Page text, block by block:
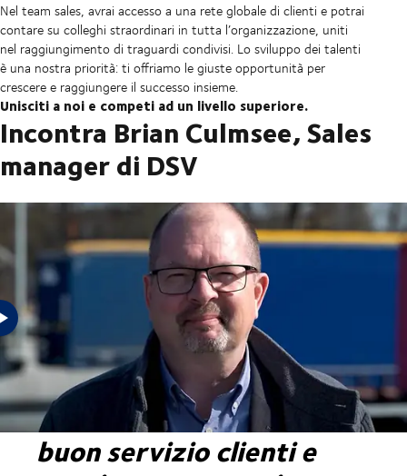
Nel team sales, avrai accesso a una rete globale di clienti e potrai
contare su colleghi straordinari in tutta l’organizzazione, uniti
nel raggiungimento di traguardi condivisi. Lo sviluppo dei talenti
è una nostra priorità: ti offriamo le giuste opportunità per
crescere e raggiungere il successo insieme.
Unisciti a noi e competi ad un livello superiore.
Incontra Brian Culmsee, Sales
manager di DSV
"In DSV siamo consapevoli
della differenza che fa un
buon servizio clienti e